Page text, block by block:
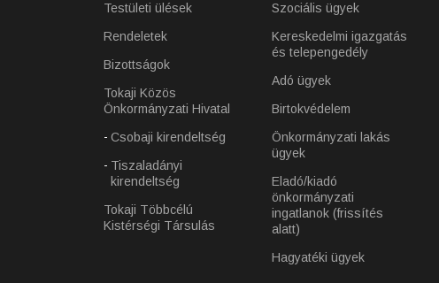
Testületi ülések
Rendeletek
Bizottságok
Tokaji Közös
Önkormányzati Hivatal
Csobaji kirendeltség
Tiszaladányi
kirendeltség
Tokaji Többcélú
Kistérségi Társulás
Szociális ügyek
Kereskedelmi igazgatás
és telepengedély
Adó ügyek
Birtokvédelem
Önkormányzati lakás
ügyek
Eladó/kiadó
önkormányzati
ingatlanok (frissítés
alatt)
Hagyatéki ügyek